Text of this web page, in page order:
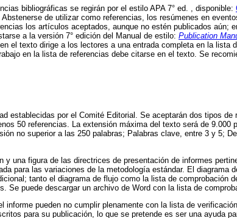
bibliográficas se regirán por el estilo APA 7° ed. , disponible:
de utilizar como referencias, los resúmenes en
los artículos aceptados, aunque no estén publicados aún;
a la versión 7° edición del Manual de estilo: Publication
el texto dirige a los lectores a una entrada completa en la lista
en la lista de referencias debe citarse en el texto. Se
establecidas por el Comité Editorial. Se aceptarán dos tipos
50 referencias. La extensión máxima del texto será de 9.000
no superior a las 250 palabras; Palabras clave, entre 3 y 5;
una figura de las directrices de presentación de informes
para las variaciones de la metodología estándar. El diagrama
tanto el diagrama de flujo como la lista de comprobación
puede descargar un archivo de Word con la lista de
pueden no cumplir plenamente con la lista de
para su publicación, lo que se pretende es ser una ayuda